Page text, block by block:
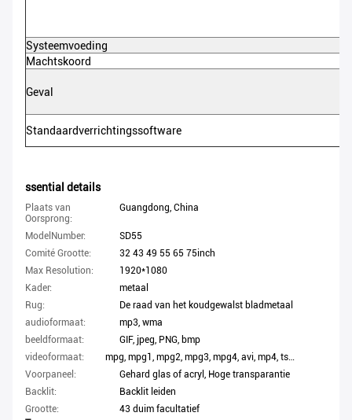
Systeemvoeding
Machtskoord
Geval
Standaardverrichtingssoftware
ssential details
Plaats van
Oorsprong:
Guangdong, China
ModelNumber:
SD55
Comité Grootte:
32 43 49 55 65 75inch
Max Resolution:
1920*1080
Kader:
metaal
Rug:
De raad van het koudgewalst bladmetaal
audioformaat:
mp3, wma
beeldformaat:
GIF, jpeg, PNG, bmp
videoformaat:
mpg, mpg1, mpg2, mpg3, mpg4, avi, mp4, ts, mkv, wmv
Voorpaneel:
Gehard glas of acryl, Hoge transparantie
Backlit:
Backlit leiden
Grootte:
43 duim facultatief